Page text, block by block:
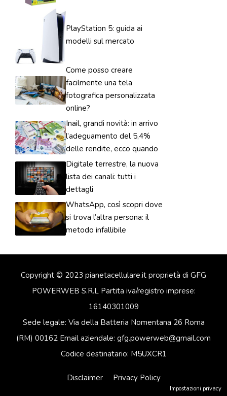
PlayStation 5: guida ai
modelli sul mercato
Come posso creare
facilmente una tela
fotografica personalizzata
online?
Inail, grandi novità: in arrivo
l’adeguamento del 5,4%
delle rendite, ecco quando
Digitale terrestre, la nuova
lista dei canali: tutti i
dettagli
WhatsApp, così scopri dove
si trova l’altra persona: il
metodo infallibile
Copyright © 2023 pianetacellulare.it proprietà di GFG
POWERWEB S.R.L Partita iva/registro imprese:
16140301009
Sede legale: Via della Batteria Nomentana 26 Roma
(RM) 00162 Email aziendale: gfg.powerweb@gmail.com
Codice destinatario: M5UXCR1
Disclaimer Privacy Policy
Impostazioni privacy